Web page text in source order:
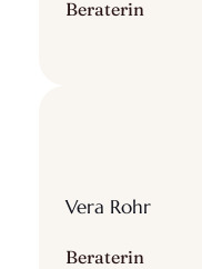
Beraterin
Vera Rohr
Beraterin